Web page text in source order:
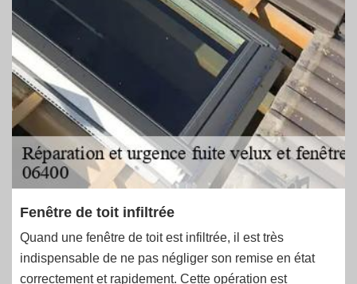
Fenêtre de toit infiltrée
Quand une fenêtre de toit est infiltrée, il est très
indispensable de ne pas négliger son remise en état
correctement et rapidement. Cette opération est